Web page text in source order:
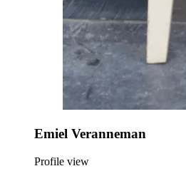
Emiel Veranneman
Profile view